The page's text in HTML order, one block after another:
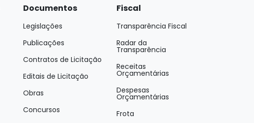
Documentos
Legislações
Publicações
Contratos de Licitação
Editais de Licitação
Obras
Concursos
Fiscal
Transparência Fiscal
Radar da
Transparência
Receitas
Orçamentárias
Despesas
Orçamentárias
Frota